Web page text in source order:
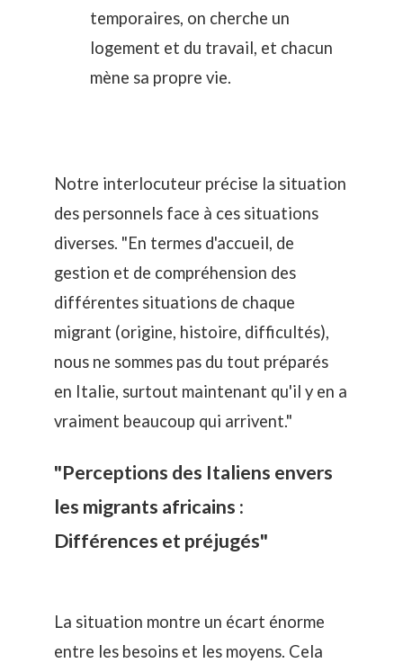
temporaires, on cherche un
logement et du travail, et chacun
mène sa propre vie.
Notre interlocuteur précise la situation
des personnels face à ces situations
diverses. "En termes d'accueil, de
gestion et de compréhension des
différentes situations de chaque
migrant (origine, histoire, difficultés),
nous ne sommes pas du tout préparés
en Italie, surtout maintenant qu'il y en a
vraiment beaucoup qui arrivent."
"Perceptions des Italiens envers
les migrants africains :
Différences et préjugés"
La situation montre un écart énorme
entre les besoins et les moyens. Cela